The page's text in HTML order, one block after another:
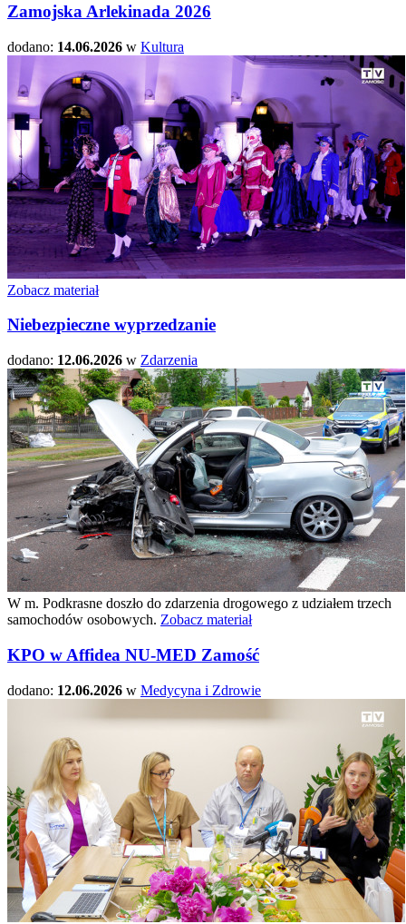
Zamojska Arlekinada 2026
dodano: 14.06.2026 w Kultura
Zobacz materiał
Niebezpieczne wyprzedzanie
dodano: 12.06.2026 w Zdarzenia
W m. Podkrasne doszło do zdarzenia drogowego z udziałem trzech
samochodów osobowych. Zobacz materiał
KPO w Affidea NU-MED Zamość
dodano: 12.06.2026 w Medycyna i Zdrowie